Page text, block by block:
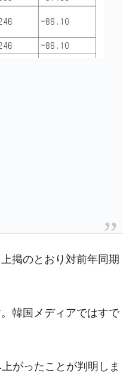
掲のとおり対前年同期
韓国メディアではすで
上がったことが判明しま